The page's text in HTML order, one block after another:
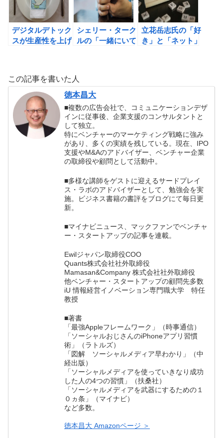
デジタルデトック
スが生産性を上げ
シェリー・ターク
ルの「一緒にいて
立花岳志氏の「好
き」と「ネット」
この記事を書いた人
徳本昌大
■複数の広告会社で、コミュニケーションデザ
インに従事後、企業支援のコンサルタントと
して独立。
特にベンチャーのマーケティング戦略に強み
があり、多くの実績を残している。現在、IPO
支援やM&Aのアドバイザー、ベンチャー企業
の取締役や顧問として活動中。
■多様な講師をゲストに迎えるサードプレイ
ス・ラボのアドバイザーとして、勉強会を実
施。ビジネス書籍の書評をブログにて毎日更
新。
■マイナビニュース、マックファンでベンチャ
ー・スタートアップの記事を連載。
Ewilジャパン取締役COO
Quants株式会社社外取締役
Mamasan&Company 株式会社社外取締役
他ベンチャー・スタートアップの顧問先多数
iU 情報経営イノベーション専門職大学 特任
教授
■著書
「最強Appleフレームワーク」（時事通信）
「ソーシャルおじさんのiPhoneアプリ習慣
術」（ラトルズ）
「図解 ソーシャルメディア早わかり」（中
経出版）
「ソーシャルメディアを使っていきなり成功
した人の4つの習慣」（扶桑社）
「ソーシャルメディアを武器にするための１
０ヵ条」（マイナビ）
など多数。
徳本昌大 Amazonページ ＞